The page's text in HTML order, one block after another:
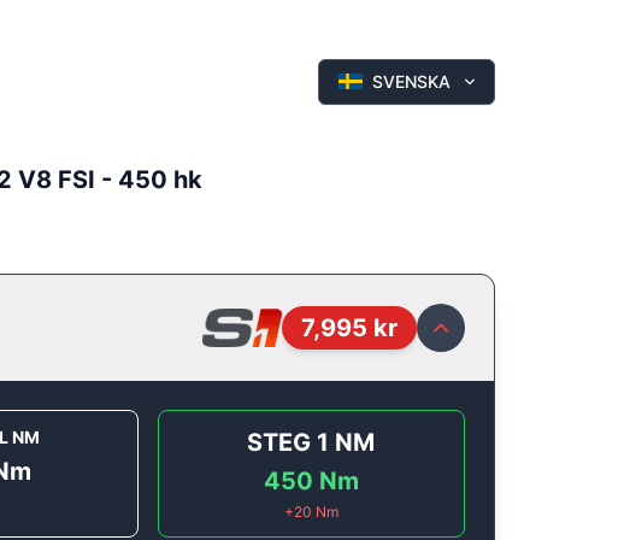
SVENSKA
V8 FSI - 450 hk
7,995 kr
NM STEG 1 NM
450 Nm
+20 Nm